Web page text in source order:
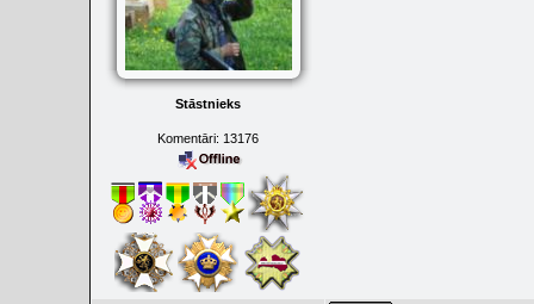
Stāstnieks
Komentāri: 13176